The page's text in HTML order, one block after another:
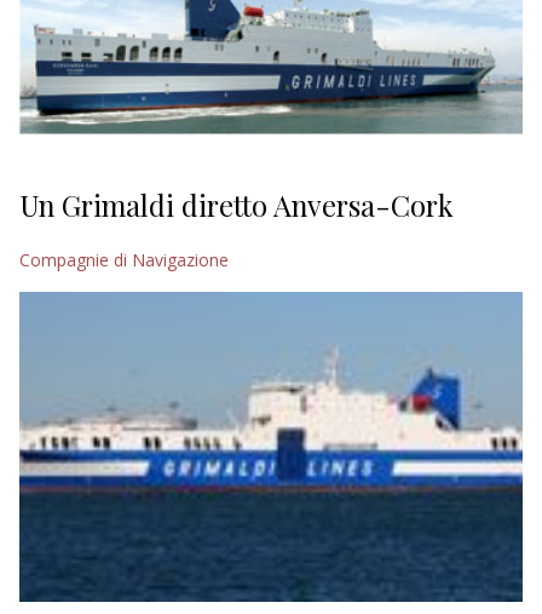
RICERCA
ECONOMIA
TURISMO
CULTURA
NAUTICA
Un Grimaldi diretto Anversa-Cork
Compagnie di Navigazione